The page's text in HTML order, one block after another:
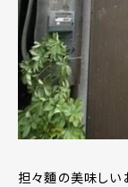
担々麵の美味しい